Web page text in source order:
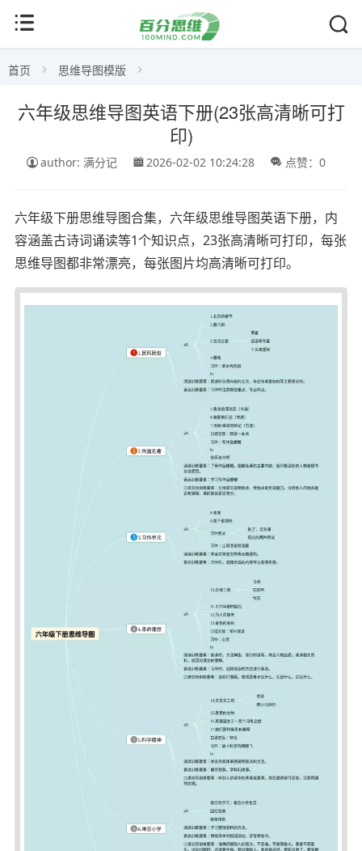
首页 思维导图模版
六年级思维导图英语下册(23张高清晰可打
印)
author: 满分记 2026-02-02 10:24:28 点赞：0
六年级下册思维导图合集，六年级思维导图英语下册，内
容涵盖古诗词诵读等1个知识点，23张高清晰可打印，每张
思维导图都非常漂亮，每张图片均高清晰可打印。